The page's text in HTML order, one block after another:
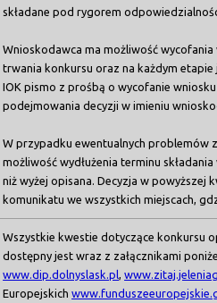
składane pod rygorem
Wnioskodawca ma możliwość
trwania konkursu oraz na każdym
IOK pismo z prośbą o wycofanie
podejmowania decyzji w imieniu
W przypadku ewentualnych problemów
możliwość wydłużenia terminu
niż wyżej opisana. Decyzja w
komunikatu we wszystkich miejscach,
Wszystkie kwestie dotyczące konkursu
dostępny jest wraz z załącznikami
www.dip.dolnyslask.pl ,
Europejskich